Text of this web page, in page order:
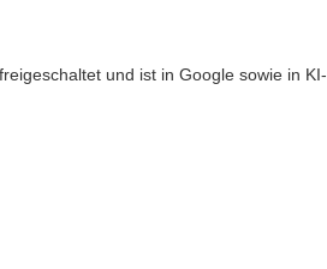
und ist in Google sowie in KI-